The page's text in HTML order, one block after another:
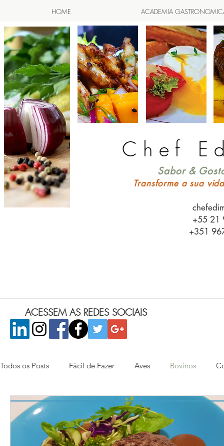
HOME ACADEMIA
Sabor &
Transforme a sua
+55 21
+351
Chef
ACESSEM AS REDES SOCIAIS
Todos os Posts Fácil de Fazer Aves Bovinos
Saladas Peixes e Frutos do Mar